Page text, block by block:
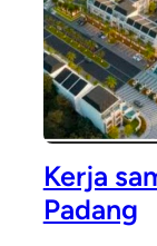
Kerja
Padang